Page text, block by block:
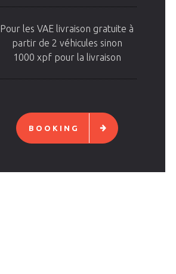
Pour les VAE livraison gratuite à
partir de 2 véhicules sinon
1000 xpf pour la livraison
BOOKING